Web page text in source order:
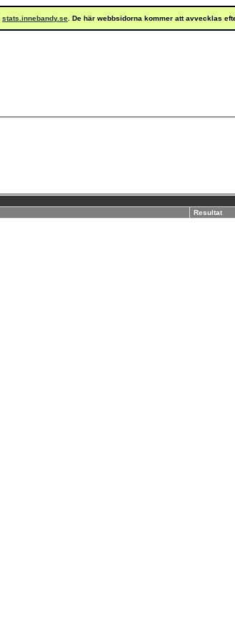
stats.innebandy.se . De här webbsidorna kommer att avvecklas
Resultat